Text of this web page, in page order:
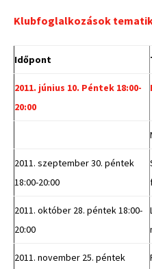
Klubfoglalkozások
Időpont
2011. június 10. Péntek 18:00-
20:00
2011. szeptember 30. péntek
18:00-20:00
2011. október 28. péntek 18:00-
20:00
2011. november 25. péntek